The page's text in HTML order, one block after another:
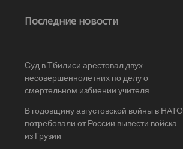
Последние новости
Суд в Тбилиси арестовал двух
несовершеннолетних по делу о
смертельном избиении учителя
В годовщину августовской войны в НАТО
потребовали от России вывести войска
из Грузии